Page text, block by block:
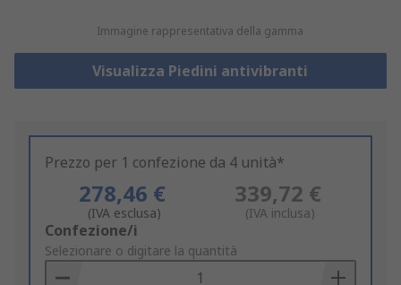
Immagine rappresentativa della gamma
Visualizza Piedini antivibranti
Prezzo per 1 confezione da 4 unità*
278,46 €
(IVA esclusa)
339,72 €
(IVA inclusa)
Add
to
Basket
Confezione/i
Selezionare o digitare la quantità